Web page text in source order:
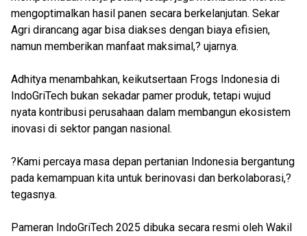
mengoptimalkan hasil panen secara berkelanjutan. Sekar
Agri dirancang agar bisa diakses dengan biaya efisien,
namun memberikan manfaat maksimal,? ujarnya.
Adhitya menambahkan, keikutsertaan Frogs Indonesia di
IndoGriTech bukan sekadar pamer produk, tetapi wujud
nyata kontribusi perusahaan dalam membangun ekosistem
inovasi di sektor pangan nasional.
?Kami percaya masa depan pertanian Indonesia bergantung
pada kemampuan kita untuk berinovasi dan berkolaborasi,?
tegasnya.
Pameran IndoGriTech 2025 dibuka secara resmi oleh Wakil